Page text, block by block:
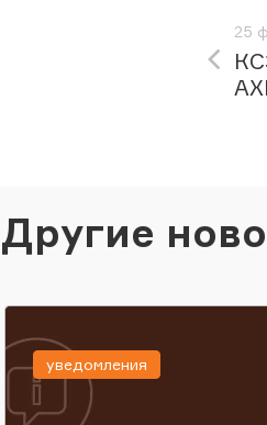
25
Другие
уведомления